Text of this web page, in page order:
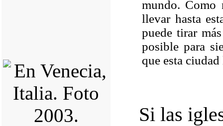
mundo. Como
llevar hasta
puede tirar
posible para
que esta
Si las